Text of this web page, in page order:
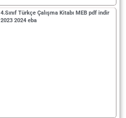
4.Sınıf Türkçe Çalışma Kitabı MEB pdf indir
2023 2024 eba